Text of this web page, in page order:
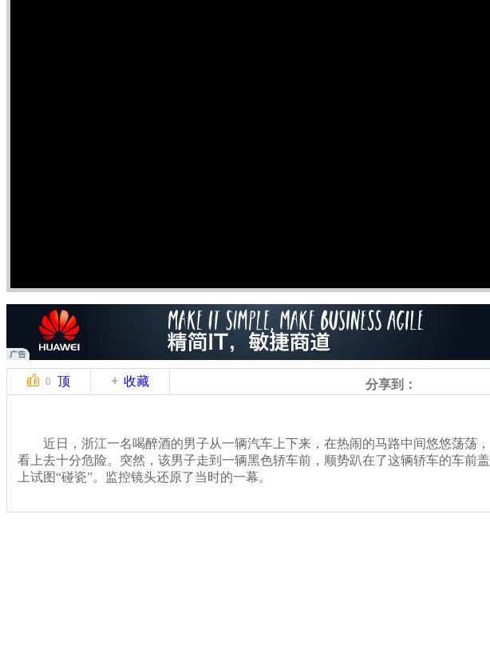
0 顶 收藏 分享到：
近日，浙江一名喝醉酒的男子从一辆汽车上下来，在热闹的马路中间悠悠荡荡，
看上去十分危险。突然，该男子走到一辆黑色轿车前，顺势趴在了这辆轿车的车前盖
上试图“碰瓷”。监控镜头还原了当时的一幕。